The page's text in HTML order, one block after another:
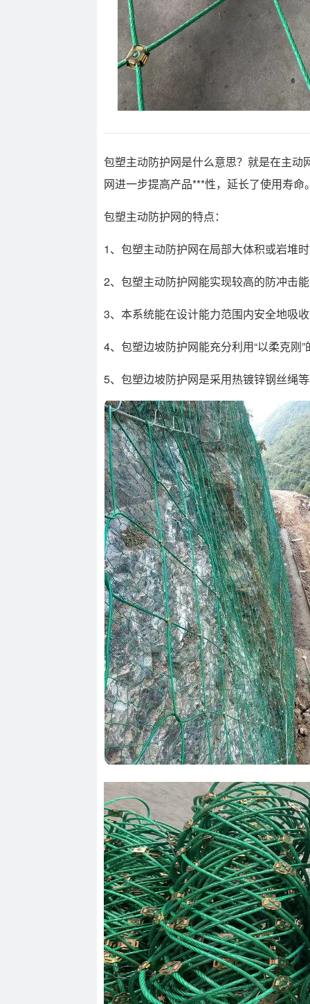
包塑主动防护网是什么意思？就是在主
网进一步提高产品***性，延长了使用寿
包塑主动防护网的特点：
1、包塑主动防护网在局部大体积或岩堆
2、包塑主动防护网能实现较高的防冲击
3、本系统能在设计能力范围内安全地吸
4、包塑边坡防护网能充分利用“以柔克刚
5、包塑边坡防护网是采用热镀锌钢丝绳